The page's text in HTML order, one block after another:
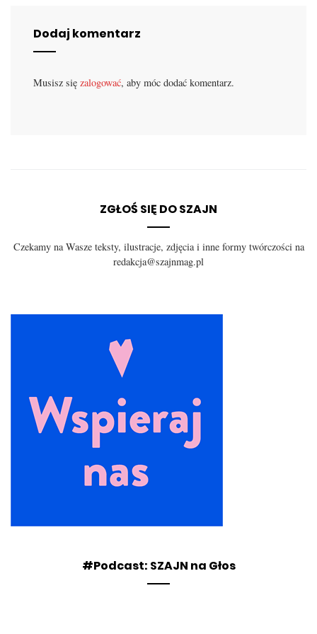
Dodaj komentarz
Musisz się zalogować, aby móc dodać komentarz.
ZGŁOŚ SIĘ DO SZAJN
Czekamy na Wasze teksty, ilustracje, zdjęcia i inne formy twórczości na
redakcja@szajnmag.pl
#Podcast: SZAJN na Głos